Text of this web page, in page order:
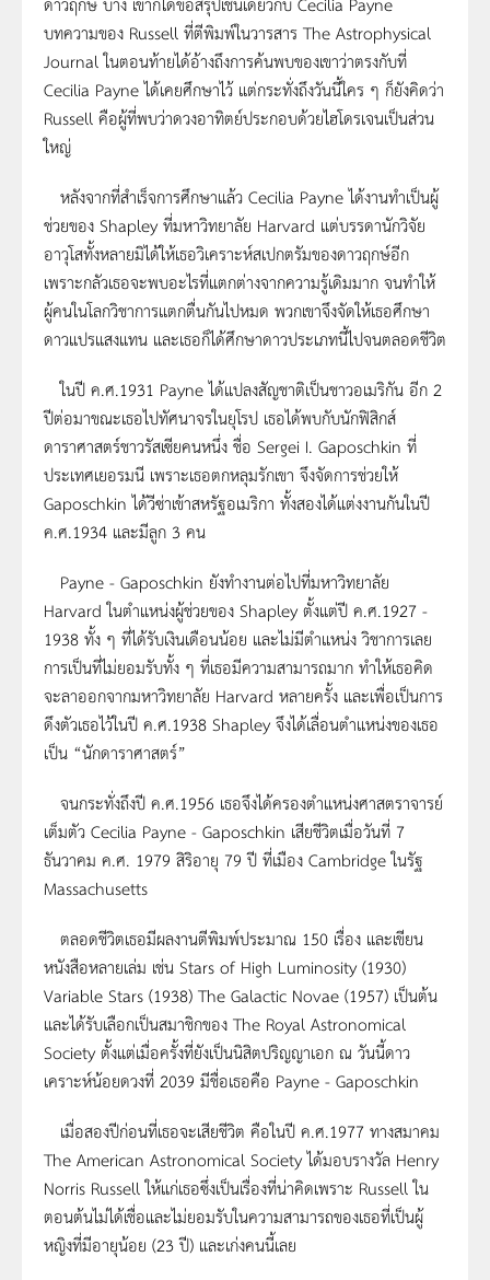
บทความของ Russell ที่ตีพิมพ์ในวารสาร The Astrophysical
Journal ในตอนท้ายได้อ้างถึงการค้นพบของเขาว่าตรงกับที่
Cecilia Payne ได้เคยศึกษาไว้ แต่กระทั่งถึงวันนี้ใคร ๆ ก็ยังคิดว่า
Russell คือผู้ที่พบว่าดวงอาทิตย์ประกอบด้วยไฮโดรเจนเป็นส่วน
ใหญ่
หลังจากที่สำเร็จการศึกษาแล้ว Cecilia Payne ได้งานทำเป็นผู้
ช่วยของ Shapley ที่มหาวิทยาลัย Harvard แต่บรรดานักวิจัย
อาวุโสทั้งหลายมิได้ให้เธอวิเคราะห์สเปกตรัมของดาวฤกษ์อีก
เพราะกลัวเธอจะพบอะไรที่แตกต่างจากความรู้เดิมมาก จนทำให้
ผู้คนในโลกวิชาการแตกตื่นกันไปหมด พวกเขาจึงจัดให้เธอศึกษา
ดาวแปรแสงแทน และเธอก็ได้ศึกษาดาวประเภทนี้ไปจนตลอดชีวิต
ในปี ค.ศ.1931 Payne ได้แปลงสัญชาติเป็นชาวอเมริกัน อีก 2
ปีต่อมาขณะเธอไปทัศนาจรในยุโรป เธอได้พบกับนักฟิสิกส์
ดาราศาสตร์ชาวรัสเซียคนหนึ่ง ชื่อ Sergei I. Gaposchkin ที่
ประเทศเยอรมนี เพราะเธอตกหลุมรักเขา จึงจัดการช่วยให้
Gaposchkin ได้วีซ่าเข้าสหรัฐอเมริกา ทั้งสองได้แต่งงานกันในปี
ค.ศ.1934 และมีลูก 3 คน
Payne - Gaposchkin ยังทำงานต่อไปที่มหาวิทยาลัย
Harvard ในตำแหน่งผู้ช่วยของ Shapley ตั้งแต่ปี ค.ศ.1927 -
1938 ทั้ง ๆ ที่ได้รับเงินเดือนน้อย และไม่มีตำแหน่ง วิชาการเลย
การเป็นที่ไม่ยอมรับทั้ง ๆ ที่เธอมีความสามารถมาก ทำให้เธอคิด
จะลาออกจากมหาวิทยาลัย Harvard หลายครั้ง และเพื่อเป็นการ
ดึงตัวเธอไว้ในปี ค.ศ.1938 Shapley จึงได้เลื่อนตำแหน่งของเธอ
เป็น “นักดาราศาสตร์”
จนกระทั่งถึงปี ค.ศ.1956 เธอจึงได้ครองตำแหน่งศาสตราจารย์
เต็มตัว Cecilia Payne - Gaposchkin เสียชีวิตเมื่อวันที่ 7
ธันวาคม ค.ศ. 1979 สิริอายุ 79 ปี ที่เมือง Cambridge ในรัฐ
Massachusetts
ตลอดชีวิตเธอมีผลงานตีพิมพ์ประมาณ 150 เรื่อง และเขียน
หนังสือหลายเล่ม เช่น Stars of High Luminosity (1930)
Variable Stars (1938) The Galactic Novae (1957) เป็นต้น
และได้รับเลือกเป็นสมาชิกของ The Royal Astronomical
Society ตั้งแต่เมื่อครั้งที่ยังเป็นนิสิตปริญญาเอก ณ วันนี้ดาว
เคราะห์น้อยดวงที่ 2039 มีชื่อเธอคือ Payne - Gaposchkin
เมื่อสองปีก่อนที่เธอจะเสียชีวิต คือในปี ค.ศ.1977 ทางสมาคม
The American Astronomical Society ได้มอบรางวัล Henry
Norris Russell ให้แก่เธอซึ่งเป็นเรื่องที่น่าคิดเพราะ Russell ใน
ตอนต้นไม่ได้เชื่อและไม่ยอมรับในความสามารถของเธอที่เป็นผู้
หญิงที่มีอายุน้อย (23 ปี) และเก่งคนนี้เลย